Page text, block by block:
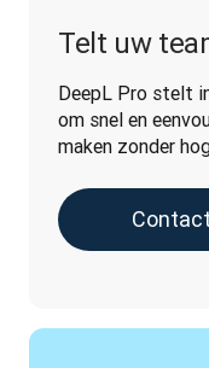
Telt uw
DeepL Pro stelt
om snel en
maken zonder